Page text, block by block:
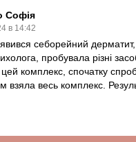
Софія
в 14:42
себорейний
пробувала різні
комплекс, спочатку
взяла весь комплекс.